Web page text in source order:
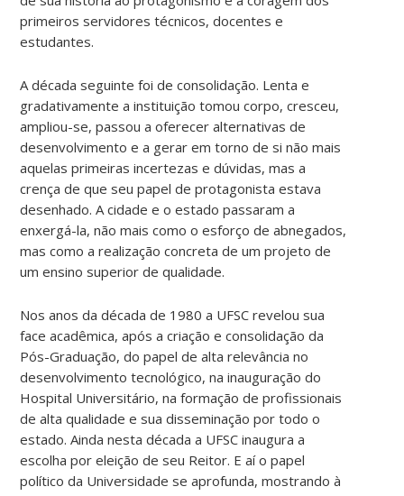
primeiros servidores técnicos, docentes e
estudantes.
A década seguinte foi de consolidação. Lenta e
gradativamente a instituição tomou corpo, cresceu,
ampliou-se, passou a oferecer alternativas de
desenvolvimento e a gerar em torno de si não mais
aquelas primeiras incertezas e dúvidas, mas a
crença de que seu papel de protagonista estava
desenhado. A cidade e o estado passaram a
enxergá-la, não mais como o esforço de abnegados,
mas como a realização concreta de um projeto de
um ensino superior de qualidade.
Nos anos da década de 1980 a UFSC revelou sua
face acadêmica, após a criação e consolidação da
Pós-Graduação, do papel de alta relevância no
desenvolvimento tecnológico, na inauguração do
Hospital Universitário, na formação de profissionais
de alta qualidade e sua disseminação por todo o
estado. Ainda nesta década a UFSC inaugura a
escolha por eleição de seu Reitor. E aí o papel
político da Universidade se aprofunda, mostrando à